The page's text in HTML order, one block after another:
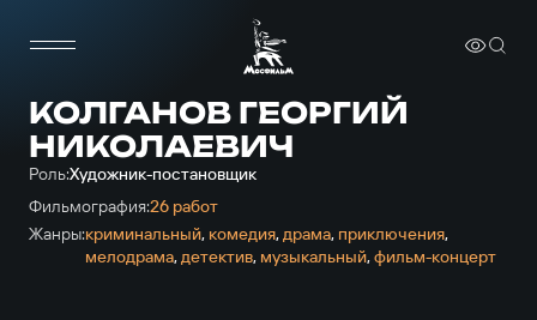
КОЛГАНОВ ГЕОРГИЙ
НИКОЛАЕВИЧ
Роль:Художник-постановщик
Фильмография:26 работ
Жанры:криминальный, комедия,драма, приключе­ния,
мелодрама,детектив, музыкальный,фильм-концерт